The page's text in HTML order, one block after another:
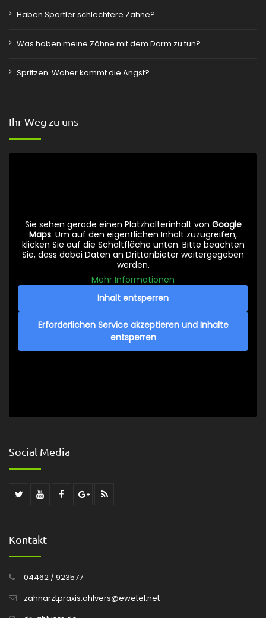
Haben Sportler schlechtere Zähne?
Was haben meine Zähne mit dem Darm zu tun?
Spritzen: Woher kommt die Angst?
Ihr Weg zu uns
Sie sehen gerade einen Platzhalterinhalt von Google
Maps. Um auf den eigentlichen Inhalt zuzugreifen,
klicken Sie auf die Schaltfläche unten. Bitte beachten
Sie, dass dabei Daten an Drittanbieter weitergegeben
werden.
Mehr Informationen
Inhalt entsperren
Erforderlichen Service akzeptieren und Inhalte
entsperren
Social Media
Kontakt
04462 / 923577
zahnarztpraxis.ahlvers@ewetel.net